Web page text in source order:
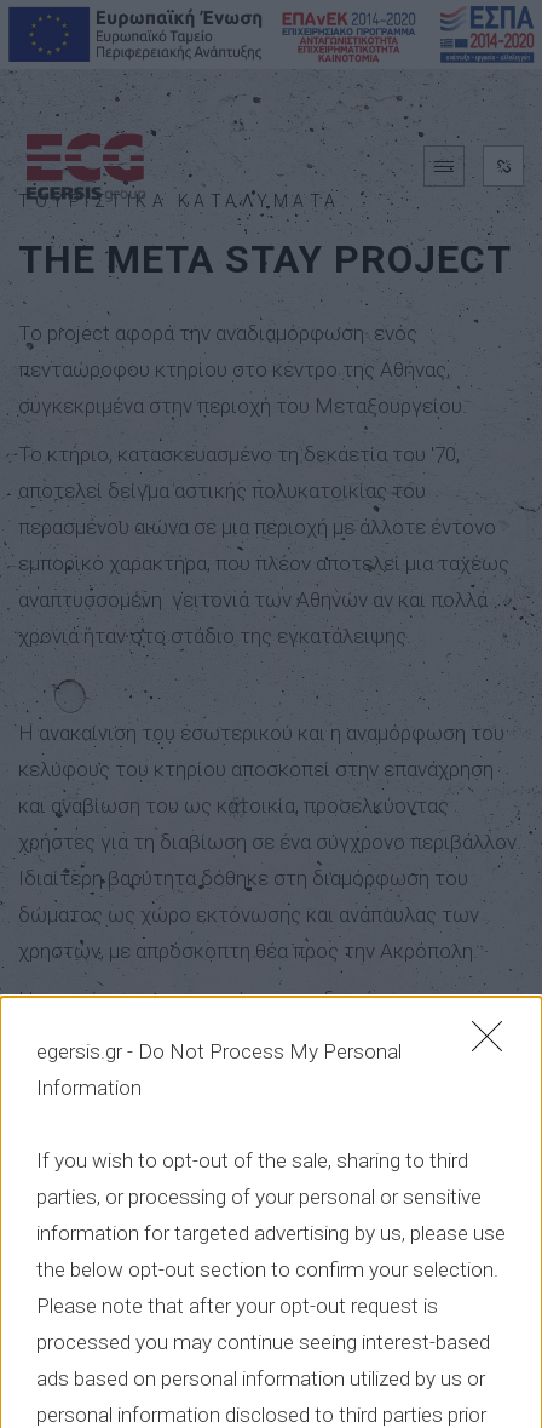
egersis.gr - Do Not Process My Personal
Information
If you wish to opt-out of the sale, sharing to third
parties, or processing of your personal or sensitive
information for targeted advertising by us, please use
the below opt-out section to confirm your selection.
Please note that after your opt-out request is
processed you may continue seeing interest-based
ads based on personal information utilized by us or
personal information disclosed to third parties prior
ΤΟΥΡΙΣΤΙΚΑ ΚΑΤΑΛΥΜΑΤΑ
THE META STAY PROJECT
Το project αφορά την αναδιαμόρφωση ενός
πενταώροφου κτηρίου στο κέντρο της Αθήνας,
συγκεκριμένα στην περιοχή του Μεταξουργείου.
Το κτήριο, κατασκευασμένο τη δεκαετία του '70,
αποτελεί δείγμα αστικής πολυκατοικίας του
περασμένου αιώνα σε μια περιοχή με άλλοτε έντονο
εμπορικό χαρακτήρα, που πλέον αποτελεί μια ταχέως
αναπτυσσομένη γειτονιά των Αθηνών αν και πολλά
χρονιά ήταν στο στάδιο της εγκατάλειψης.
Η ανακαίνιση του εσωτερικού και η αναμόρφωση του
κελύφους του κτηρίου αποσκοπεί στην επανάχρηση
και αναβίωση του ως κατοικία, προσελκύοντας
χρήστες για τη διαβίωση σε ένα σύγχρονο περιβάλλον.
Ιδιαίτερη βαρύτητα δόθηκε στη διαμόρφωση του
δώματος ως χώρο εκτόνωσης και ανάπαυλας των
χρηστών, με απρόσκοπτη θέα προς την Ακρόπολη.
Η ανακαίνιση αποσκοπούσε στην διαμόρφωση
περισσότερων διαμερισμάτων από των αρχικών . Η
Ως προς τα υλικά η χρήση ξύλινων επιφανειών ή
υλικών που μιμούνται το ξύλο αποτέλεσε την κυρίαρχη
επιλογή προκειμένου οι χώροι να αποπνέουν ζεστασιά
σε αντιδιαστολή με την σκληρότητα των μεταλλικών